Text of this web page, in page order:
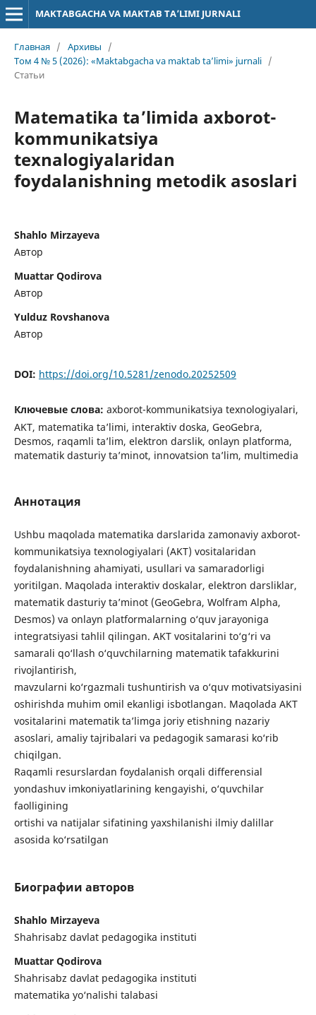
MAKTABGACHA VA MAKTAB TA’LIMI JURNALI
Главная / Архивы
/
Том 4 № 5 (2026): «Maktabgacha va maktab ta’limi» jurnali /
Статьи
Matematika ta’limida axborot-
kommunikatsiya
texnalogiyalaridan
foydalanishning metodik asoslari
Shahlo Mirzayeva
Автор
Muattar Qodirova
Автор
Yulduz Rovshanova
Автор
DOI: https://doi.org/10.5281/zenodo.20252509
Ключевые слова: axborot-kommunikatsiya texnologiyalari,
AKT, matematika ta’limi, interaktiv doska, GeoGebra,
Desmos, raqamli ta’lim, elektron darslik, onlayn platforma,
matematik dasturiy ta’minot, innovatsion ta’lim, multimedia
Аннотация
Ushbu maqolada matematika darslarida zamonaviy axborot-
kommunikatsiya texnologiyalari (AKT) vositalaridan
foydalanishning ahamiyati, usullari va samaradorligi
yoritilgan. Maqolada interaktiv doskalar, elektron darsliklar,
matematik dasturiy ta’minot (GeoGebra, Wolfram Alpha,
Desmos) va onlayn platformalarning o‘quv jarayoniga
integratsiyasi tahlil qilingan. AKT vositalarini to‘g‘ri va
samarali qo‘llash o‘quvchilarning matematik tafakkurini
rivojlantirish,
mavzularni ko‘rgazmali tushuntirish va o‘quv motivatsiyasini
oshirishda muhim omil ekanligi isbotlangan. Maqolada AKT
vositalarini matematik ta’limga joriy etishning nazariy
asoslari, amaliy tajribalari va pedagogik samarasi ko‘rib
chiqilgan.
Raqamli resurslardan foydalanish orqali differensial
yondashuv imkoniyatlarining kengayishi, o‘quvchilar
faolligining
ortishi va natijalar sifatining yaxshilanishi ilmiy dalillar
asosida ko‘rsatilgan
Биографии авторов
Shahlo Mirzayeva
Shahrisabz davlat pedagogika instituti
Muattar Qodirova
Shahrisabz davlat pedagogika instituti
matematika yo‘nalishi talabasi